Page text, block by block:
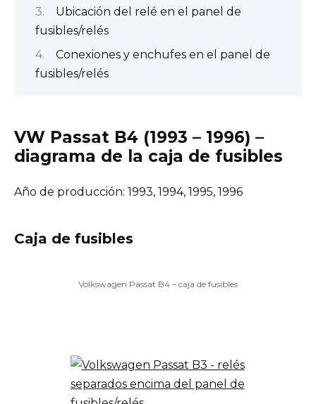
Ubicación del relé en el panel de
fusibles/relés
Conexiones y enchufes en el panel de
fusibles/relés
VW Passat B4 (1993 – 1996) –
diagrama de la caja de fusibles
Año de producción: 1993, 1994, 1995, 1996
Caja de fusibles
Volkswagen Passat B4 – caja de fusibles